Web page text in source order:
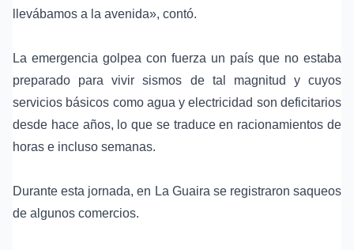
llevábamos a la avenida», contó.
La emergencia golpea con fuerza un país que no estaba
preparado para vivir sismos de tal magnitud y cuyos
servicios básicos como agua y electricidad son deficitarios
desde hace años, lo que se traduce en racionamientos de
horas e incluso semanas.
Durante esta jornada, en La Guaira se registraron saqueos
de algunos comercios.